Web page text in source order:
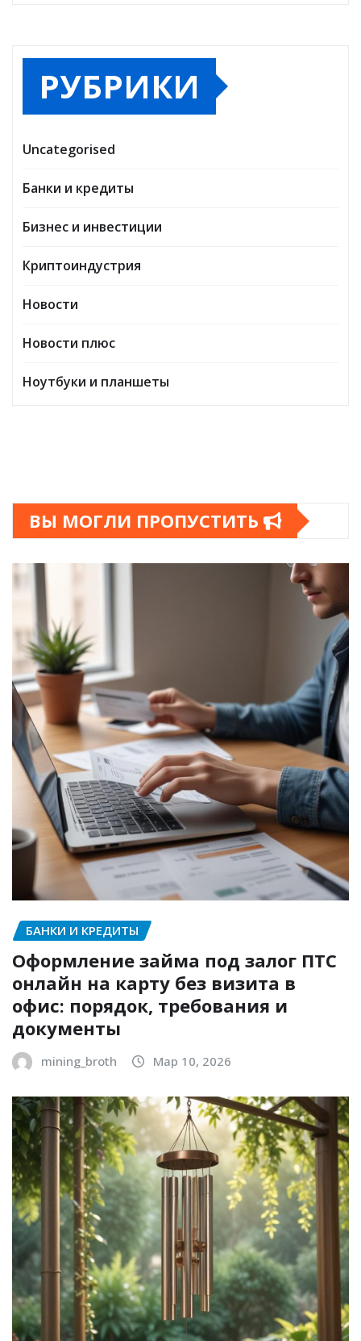
РУБРИКИ
Uncategorised
Банки и кредиты
Бизнес и инвестиции
Криптоиндустрия
Новости
Новости плюс
Ноутбуки и планшеты
ВЫ МОГЛИ ПРОПУСТИТЬ
БАНКИ И КРЕДИТЫ
Оформление займа под залог ПТС
онлайн на карту без визита в
офис: порядок, требования и
документы
mining_broth Мар 10, 2026